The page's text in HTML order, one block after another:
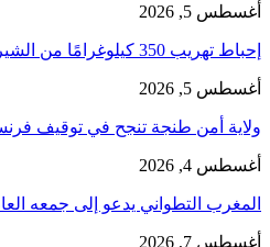
أغسطس 5, 2026
إحباط تهريب 350 كيلوغرامًا من الشيرا محشوة داخل قوالب…
أغسطس 5, 2026
ولاية أمن طنجة تنجح في توقيف
أغسطس 4, 2026
المغرب التطواني يدعو إلى جمعه
أغسطس 7, 2026